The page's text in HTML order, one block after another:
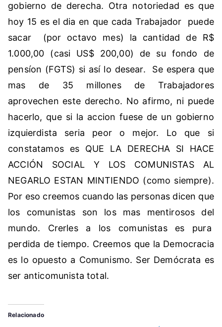
gobierno de derecha. Otra notoriedad es que
hoy 15 es el dia en que cada Trabajador puede
sacar (por octavo mes) la cantidad de R$
1.000,00 (casi US$ 200,00) de su fondo de
pensíon (FGTS) si así lo desear. Se espera que
mas de 35 millones de Trabajadores
aprovechen este derecho. No afirmo, ni puede
hacerlo, que si la accion fuese de un gobierno
izquierdista seria peor o mejor. Lo que si
constatamos es QUE LA DERECHA SI HACE
ACCIÓN SOCIAL Y LOS COMUNISTAS AL
NEGARLO ESTAN MINTIENDO (como siempre).
Por eso creemos cuando las personas dicen que
los comunistas son los mas mentirosos del
mundo. Crerles a los comunistas es pura
perdida de tiempo. Creemos que la Democracia
es lo opuesto a Comunismo. Ser Demócrata es
ser anticomunista total.
Relacionado